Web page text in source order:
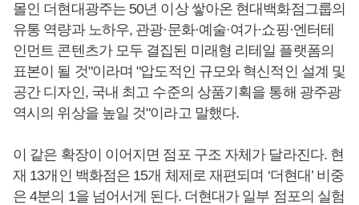
몰인 더현대광주는 50년 이상 쌓아온 현대백화점그룹의
유통 역량과 노하우, 관광·문화·예술·여가·쇼핑·엔터테
인먼트 콘텐츠가 모두 결집된 미래형 리테일 플랫폼의
표본이 될 것"이라며 "압도적인 규모와 혁신적인 설계 및
공간 디자인, 국내 최고 수준의 상품기획을 통해 광주광
역시의 위상을 높일 것"이라고 말했다.
이 같은 확장이 이어지면 점포 구조 자체가 달라진다. 현
재 13개인 백화점은 15개 체제로 재편되며 ‘더현대’ 비중
은 4분의 1을 넘어서게 된다. 더현대가 일부 점포의 실험